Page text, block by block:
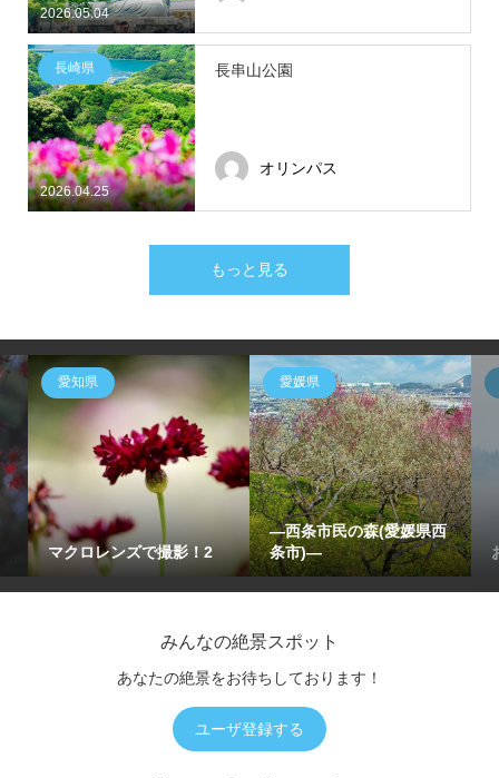
2026.05.04
2026.04.25
長崎県 長串山公園
オリンパス
もっと見る
愛知県
マクロレンズで撮影！2
愛媛県
―西条市民の森(愛媛県西
条市)―
みんなの絶景スポット
あなたの絶景をお待ちしております！
ユーザ登録する